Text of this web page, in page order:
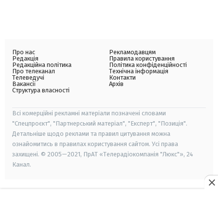
Про нас
Редакція
Редакційна політика
Про телеканал
Телеведучі
Вакансії
Структура власності
Рекламодавцям
Правила користування
Політика конфіденційності
Технічна інформація
Контакти
Архів
Всі комерційні рекламні матеріали позначені словами
"Спецпроєкт", "Партнерський матеріал", "Експерт", "Позиція".
Детальніше щодо реклами та правил цитування можна
ознайомитись в правилах користування сайтом. Усі права
захищені. © 2005—2021, ПрАТ «Телерадіокомпанія "Люкс"», 24
Канал.